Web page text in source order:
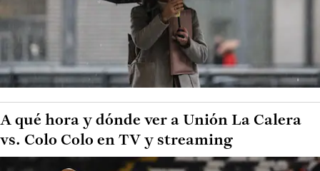
A qué hora y dónde ver a Unión La Calera
vs. Colo Colo en TV y streaming